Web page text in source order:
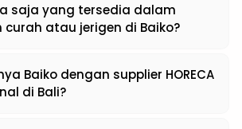
saja yang tersedia dalam
curah atau jerigen di Baiko?
Baiko dengan supplier HORECA
di Bali?